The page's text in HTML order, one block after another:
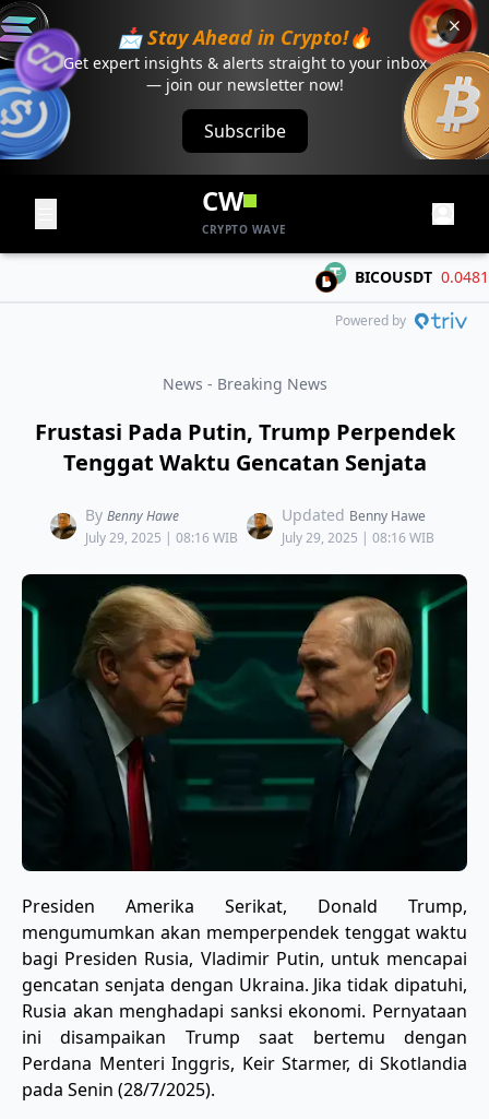
📩 Stay Ahead in Crypto!🔥
Get expert insights & alerts straight to your inbox
— join our newsletter now!
Subscribe
CW
CRYPTO WAVE
BICOUSDT 0.04815 -
Powered by
News - Breaking News
Frustasi Pada Putin, Trump Perpendek
Tenggat Waktu Gencatan Senjata
By Benny Hawe
July 29, 2025 | 08:16 WIB
Updated Benny Hawe
July 29, 2025 | 08:16 WIB
Presiden Amerika Serikat, Donald Trump,
mengumumkan akan memperpendek tenggat waktu
bagi Presiden Rusia, Vladimir Putin, untuk mencapai
gencatan senjata dengan Ukraina. Jika tidak dipatuhi,
Rusia akan menghadapi sanksi ekonomi. Pernyataan
ini disampaikan Trump saat bertemu dengan
Perdana Menteri Inggris, Keir Starmer, di Skotlandia
pada Senin (28/7/2025).